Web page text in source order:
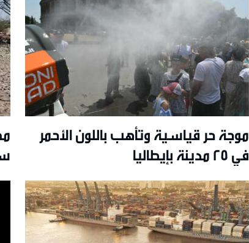
موجة حر قياسية وتأهب باللون الأحمر
في 25 مدينة بإيطاليا